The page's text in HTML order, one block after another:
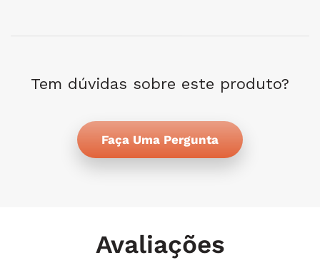
Tem dúvidas sobre este produto?
Faça Uma Pergunta
Avaliações